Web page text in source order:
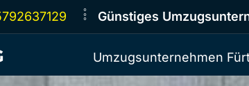
Günstiges
Umzugsunternehmen